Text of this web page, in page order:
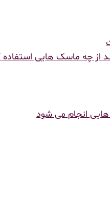
از چه ماسک هایی استفاده
انجام می شود